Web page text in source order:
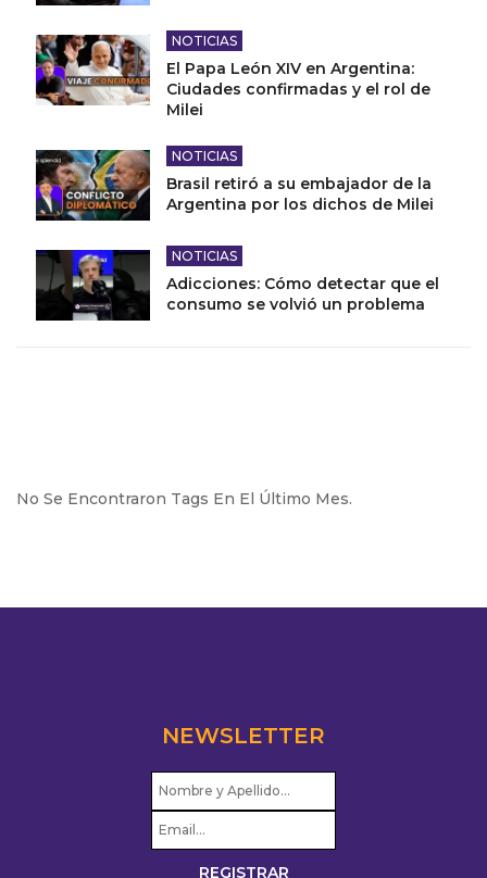
NOTICIAS
El Papa León XIV en Argentina:
Ciudades confirmadas y el rol de
Milei
NOTICIAS
Brasil retiró a su embajador de la
Argentina por los dichos de Milei
NOTICIAS
Adicciones: Cómo detectar que el
consumo se volvió un problema
No Se Encontraron Tags En El Último Mes.
NEWSLETTER